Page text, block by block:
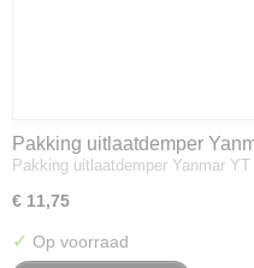
Pakking uitlaatdemper
128300-13230
Pakking uitlaatdemper Yanmar
€ 11,75
✓ Op voorraad